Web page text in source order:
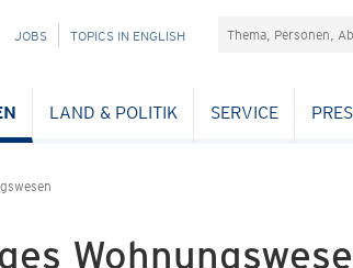
JOBS TOPICS IN ENGLISH Suchefeld
LAND & POLITIK SERVICE